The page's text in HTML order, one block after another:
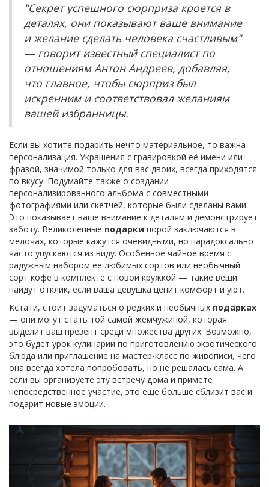
"Секрет успешного сюрприза кроется в
деталях, они показывают ваше внимание
и желание сделать человека счастливым"
— говорит известный специалист по
отношениям Антон Андреев, добавляя,
что главное, чтобы сюрприз был
искренним и соответствовал желаниям
вашей избранницы.
Если вы хотите подарить нечто материальное, то важна
персонализация. Украшения с гравировкой её имени или
фразой, значимой только для вас двоих, всегда приходятся
по вкусу. Подумайте также о создании
персонализированного альбома с совместными
фотографиями или скетчей, которые были сделаны вами.
Это показывает ваше внимание к деталям и демонстрирует
заботу. Великолепные подарки порой заключаются в
мелочах, которые кажутся очевидными, но парадоксально
часто упускаются из виду. Особенное чайное время с
радужным набором ее любимых сортов или необычный
сорт кофе в комплекте с новой кружкой — такие вещи
найдут отклик, если ваша девушка ценит комфорт и уют.
Кстати, стоит задуматься о редких и необычных подарках
— они могут стать той самой жемчужиной, которая
выделит ваш презент среди множества других. Возможно,
это будет урок кулинарии по приготовлению экзотического
блюда или приглашение на мастер-класс по живописи, чего
она всегда хотела попробовать, но не решалась сама. А
если вы организуете эту встречу дома и примете
непосредственное участие, это ещё больше сблизит вас и
подарит новые эмоции.